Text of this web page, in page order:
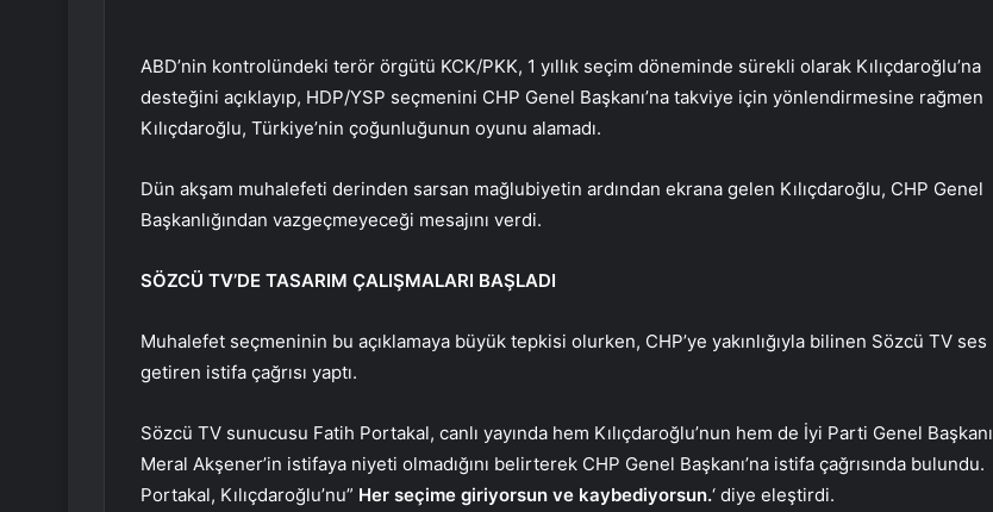
ABD’nin kontrolündeki terör örgütü KCK/PKK, 1 yıllık seçim döneminde sürekli olarak Kılıçdaroğlu’na
desteğini açıklayıp, HDP/YSP seçmenini CHP Genel Başkanı’na takviye için yönlendirmesine rağmen
Kılıçdaroğlu, Türkiye’nin çoğunluğunun oyunu alamadı.
Dün akşam muhalefeti derinden sarsan mağlubiyetin ardından ekrana gelen Kılıçdaroğlu, CHP Genel
Başkanlığından vazgeçmeyeceği mesajını verdi.
SÖZCÜ TV’DE TASARIM ÇALIŞMALARI BAŞLADI
Muhalefet seçmeninin bu açıklamaya büyük tepkisi olurken, CHP’ye yakınlığıyla bilinen Sözcü TV ses
getiren istifa çağrısı yaptı.
Sözcü TV sunucusu Fatih Portakal, canlı yayında hem Kılıçdaroğlu’nun hem de İyi Parti Genel Başkanı
Meral Akşener’in istifaya niyeti olmadığını belirterek CHP Genel Başkanı’na istifa çağrısında bulundu.
Portakal, Kılıçdaroğlu’nu” Her seçime giriyorsun ve kaybediyorsun.‘ diye eleştirdi.